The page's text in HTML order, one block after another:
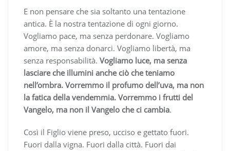
E non pensare che sia soltanto una tentazione
antica. È la nostra tentazione di ogni giorno.
Vogliamo pace, ma senza perdonare. Vogliamo
amore, ma senza donarci. Vogliamo libertà, ma
senza responsabilità. Vogliamo luce, ma senza
lasciare che illumini anche ciò che teniamo
nell’ombra. Vorremmo il profumo dell’uva, ma non
la fatica della vendemmia. Vorremmo i frutti del
Vangelo, ma non il Vangelo che ci cambia.
Così il Figlio viene preso, ucciso e gettato fuori.
Fuori dalla vigna. Fuori dalla città. Fuori dai